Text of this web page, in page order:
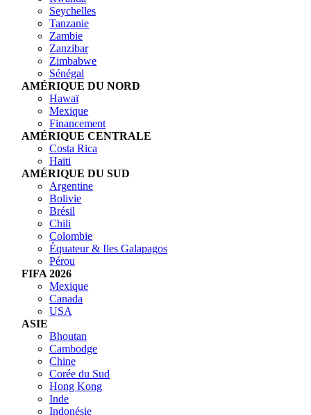
Seychelles
Tanzanie
Zambie
Zanzibar
Zimbabwe
Sénégal
AMÉRIQUE DU NORD
Hawaï
Mexique
Financement
AMÉRIQUE CENTRALE
Costa Rica
Haïti
AMÉRIQUE DU SUD
Argentine
Bolivie
Brésil
Chili
Colombie
Équateur & Iles Galapagos
Pérou
FIFA 2026
Mexique
Canada
USA
ASIE
Bhoutan
Cambodge
Chine
Corée du Sud
Hong Kong
Inde
Indonésie